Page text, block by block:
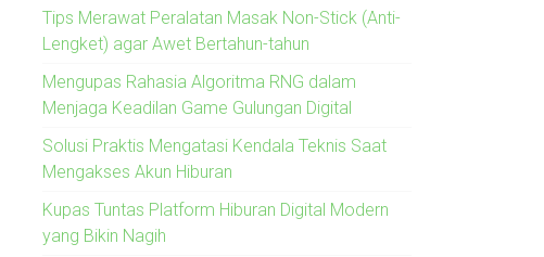
Tips Merawat Peralatan Masak Non-Stick (Anti-
Lengket) agar Awet Bertahun-tahun
Mengupas Rahasia Algoritma RNG dalam
Menjaga Keadilan Game Gulungan Digital
Solusi Praktis Mengatasi Kendala Teknis Saat
Mengakses Akun Hiburan
Kupas Tuntas Platform Hiburan Digital Modern
yang Bikin Nagih